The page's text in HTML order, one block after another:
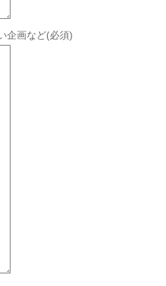
企画など(必須)